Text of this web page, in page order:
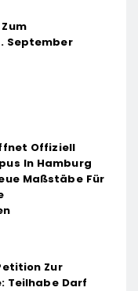
September
Offiziell
In Hamburg
Maßstäbe Für
Zur
Teilhabe Darf